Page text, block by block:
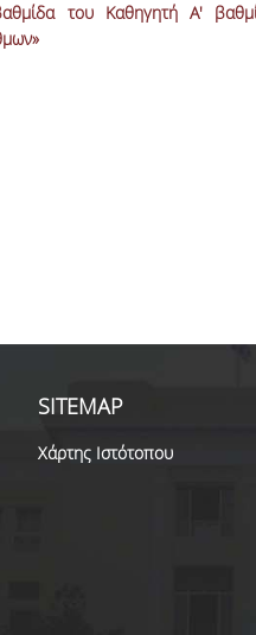
του Καθηγητή Α'
SITEMAP
Χάρτης Ιστότοπου